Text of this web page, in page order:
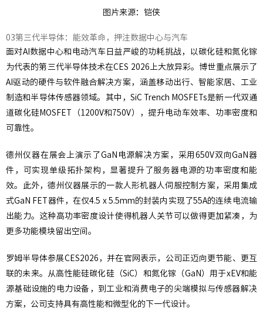
图片来源：铠侠
03第三代半导体：能效革命，押注数据中心与汽车
面对AI数据中心和电动汽车日益严峻的功耗挑战，以碳化硅和氮化镓
为代表的第三代半导体技术在CES 2026上大放异彩。博世重点展示了
AI驱动的硬件与软件融合解决方案，涵盖移动出行、智能家居、工业
制造和半导体传感器领域。其中，SiC Trench MOSFETs是新一代双通
道碳化硅MOSFET（1200V和750V），提升电动车效率、功率密度和
可靠性。
德州仪器在展会上演示了GaN电源解决方案，采用650V双向GaN器
件，可实现单级拓扑架构，显著提升了服务器电源的功率密度和能
效。此外，德州仪器展示的一款人形机器人伺服控制方案，采用集成
式GaN FET器件，在仅4.5 x 5.5mm的封装内实现了55A的连续电流输
出能力。这种高功率密度设计使得机器人关节可以做得更加紧凑，为
更多功能模块留出空间。
罗姆半导体参展CES2026，并在官网表示，公司正迈向更节能、更互
联的未来。从高性能硅碳化硅（SiC）和氮化镓（GaN）用于xEV和能
源基础设施的电力设备，到工业和消费电子的尖端模拟与传感器解决
方案，公司支持具有高性能和微型化的下一代设计。